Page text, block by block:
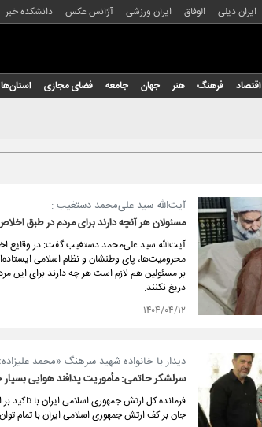
ایران دیلی الوفاق ایران ورزشی آژانس عکس دانشکده خبر
اقتصاد فرهنگ هنر جهان جامعه فضای مجازی استان‌ها
آیت‌الله سید علی‌محمد دستغیب :
مسئولان هر آنچه دارند برای مردم در طبق
آیت‌الله سید علی‌محمد دستغیب گفت: در وقایع
محرومیت‌ها، پای وطنشان و نظام اسلامی
بر مسئولین هم لازم است هر چه دارند برای این
دریغ نکنند.
۱۴۰۴/۰۴/۱۲
دیدار با خانواده شهید سرهنگ «محمد
سرلشکر حاتمی: مأموریت پدافند هوایی
فرمانده کل ارتش جمهوری اسلامی ایران با تاکید
جان بر کف ارتش جمهوری اسلامی ایران با تمام